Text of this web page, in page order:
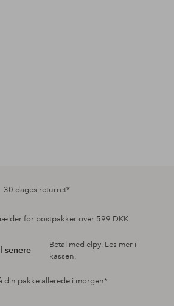
30 dages returret*
for postpakker over 599 DKK
senere
Betal med elpy. Les mer i
kassen.
din pakke allerede i morgen*